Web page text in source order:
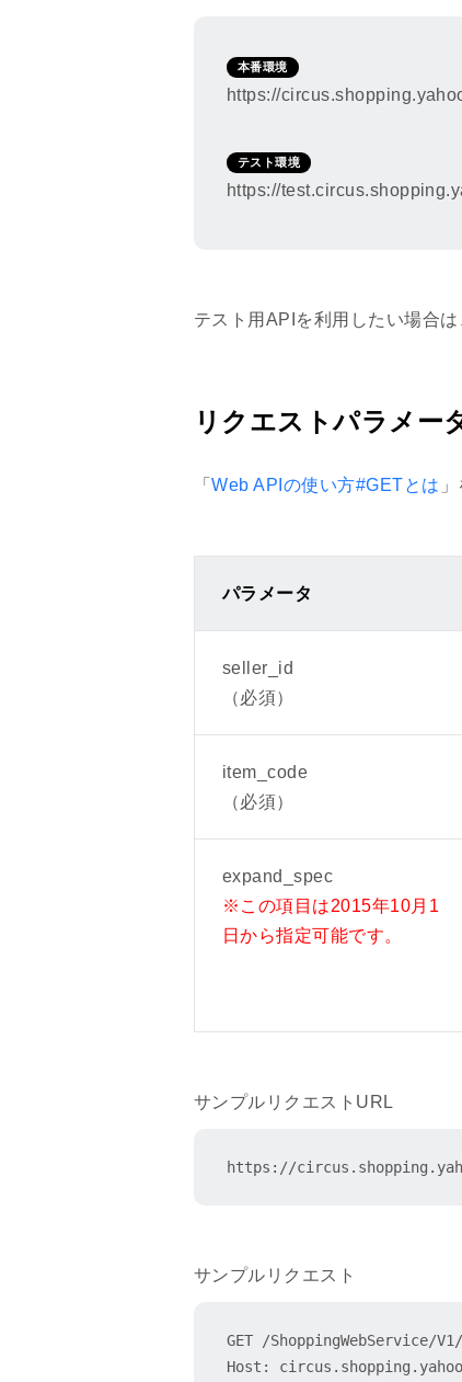
/ResultSet/Result/
/ResultSet/Result/
/ResultSet/Result/
/ResultSet/Result/
/ResultSet/Result/
Y!プレミアム会員に関連する
2025年12月8日
/ResultSet/Result/
/ResultSet/Result/
「ECOチャレンジ」終了に
/ResultSet/Result/
商品の状態（/ResultSet/
※2027年6月に「1：中古」
2025年11月6日
※Yahoo!オークション併売
4 : 中古：未使用に近い
7 : 中古：傷や汚れあり
個別商品への価格設定機能
/ResultSet/Result/
本番環境
https://
テスト環境
https://
テスト用APIを利用したい場合は
リクエストパラメー
「Web APIの使い方#GETとは
パラメータ
seller_id
（必須）
item_code
（必須）
expand_spec
※この項目は2015年10月1
日から指定可能です。
サンプルリクエストURL
https://
サンプルリクエスト
GET /ShoppingWebService/
Host: